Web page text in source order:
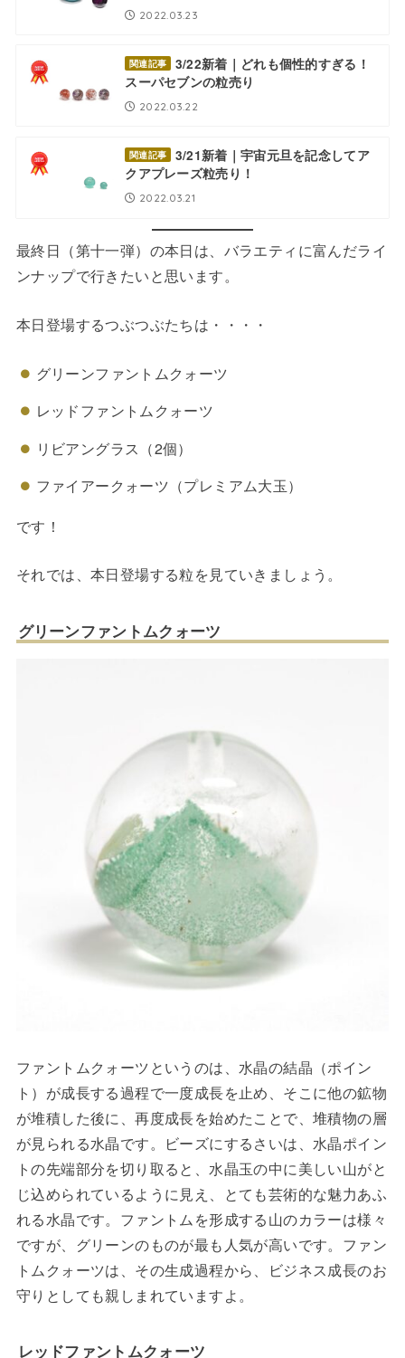
2022.03.23
関連記事
3/22新着｜どれも個性的すぎる！
スーパセブンの粒売り
2022.03.22
関連記事
3/21新着｜宇宙元旦を記念してア
クアプレーズ粒売り！
2022.03.21
最終日（第十一弾）の本日は、バラエティに富んだライ
ンナップで行きたいと思います。
本日登場するつぶつぶたちは・・・・
グリーンファントムクォーツ
レッドファントムクォーツ
リビアングラス（2個）
ファイアークォーツ（プレミアム大玉）
です！
それでは、本日登場する粒を見ていきましょう。
グリーンファントムクォーツ
ファントムクォーツというのは、水晶の結晶（ポイン
ト）が成長する過程で一度成長を止め、そこに他の鉱物
が堆積した後に、再度成長を始めたことで、堆積物の層
が見られる水晶です。ビーズにするさいは、水晶ポイン
トの先端部分を切り取ると、水晶玉の中に美しい山がと
じ込められているように見え、とても芸術的な魅力あふ
れる水晶です。ファントムを形成する山のカラーは様々
ですが、グリーンのものが最も人気が高いです。ファン
トムクォーツは、その生成過程から、ビジネス成長のお
守りとしても親しまれていますよ。
レッドファントムクォーツ